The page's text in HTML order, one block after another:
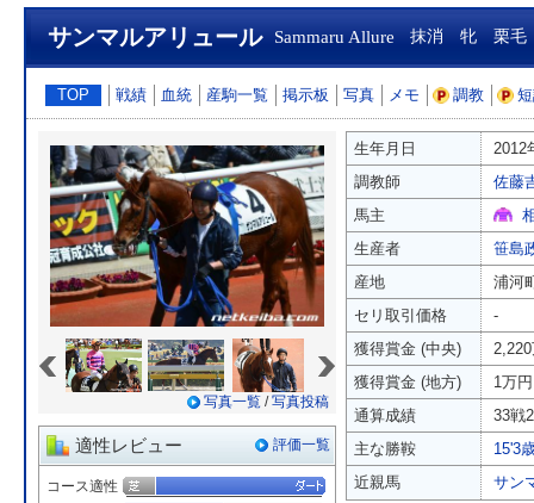
サンマルアリュール Sammaru Allure 抹消 牝 栗毛
TOP 戦績 血統 産駒一覧 掲示板 写真 メモ 調教
写真一覧 /写真投稿
適性レビュー 評価一覧
コース適性
生年月日
2012
調教師
佐藤
馬主
生産者
笹島
産地
浦河
セリ取引価格
-
獲得賞金 (中央)
獲得賞金 (地方)
1万円
通算成績
33戦
主な勝鞍
15'3
近親馬
サン